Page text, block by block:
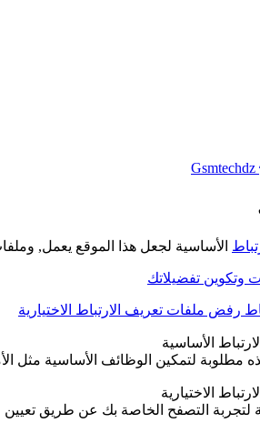
الأساسية لجعل هذا الموقع يعمل,
وتكوين تفضيلاتك
رفض ملفات تعريف الارتباط الاختيارية
الأساسية
مطلوبة لتمكين الوظائف الأساسية مثل
الاختيارية
التصفح الخاصة بك عن طريق تعيين